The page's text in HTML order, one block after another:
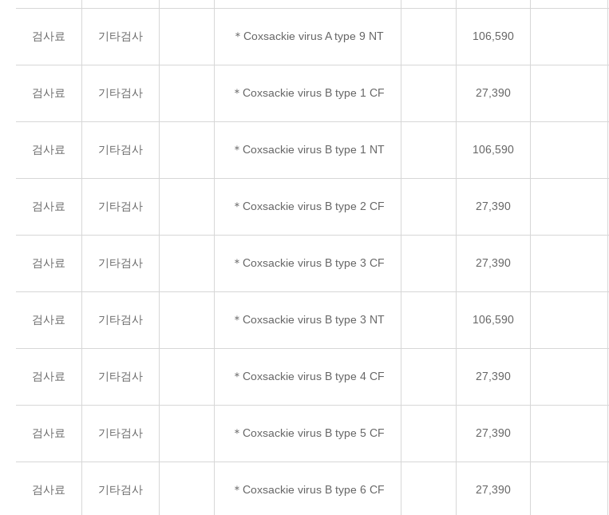
검사료 기타검사 ＊Coxsackie virus A type 9 NT 106,590
검사료 기타검사 ＊Coxsackie virus B type 1 CF 27,390
검사료 기타검사 ＊Coxsackie virus B type 1 NT 106,590
검사료 기타검사 ＊Coxsackie virus B type 2 CF 27,390
검사료 기타검사 ＊Coxsackie virus B type 3 CF 27,390
검사료 기타검사 ＊Coxsackie virus B type 3 NT 106,590
검사료 기타검사 ＊Coxsackie virus B type 4 CF 27,390
검사료 기타검사 ＊Coxsackie virus B type 5 CF 27,390
검사료 기타검사 ＊Coxsackie virus B type 6 CF 27,390